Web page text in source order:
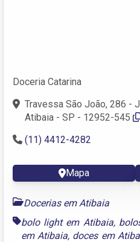
Doceria Catarina
Travessa São João, 286 -
Atibaia - SP - 12952-545
(11) 4412-4282
Mapa
Docerias em Atibaia
bolo light em Atibaia,
em Atibaia, doces em